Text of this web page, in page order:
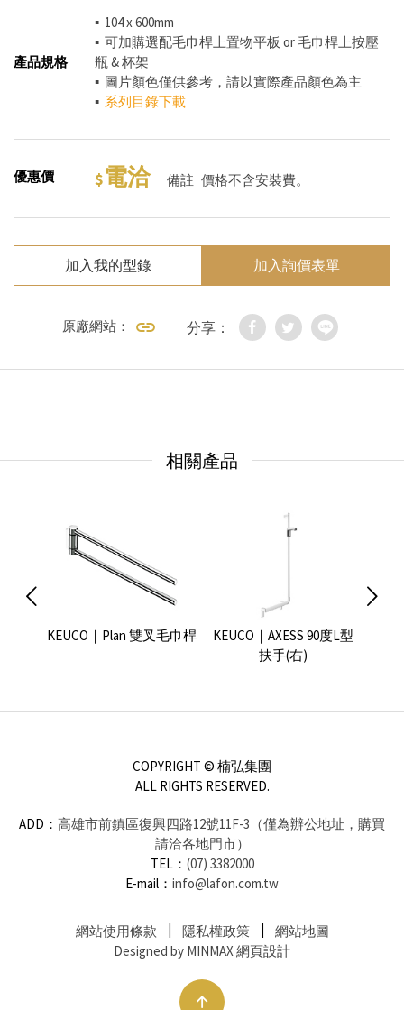
產品規格
▪ 104 x 600mm
▪ 可加購選配毛巾桿上置物平板 or 毛巾桿上按壓
瓶 & 杯架
▪ 圖片顏色僅供參考，請以實際產品顏色為主
▪ 系列目錄下載
優惠價 電洽 備註 價格不含安裝費。
加入我的型錄 加入詢價表單
原廠網站： 分享：
相關產品
KEUCO｜Plan 雙叉毛巾桿
KEUCO｜AXESS 90度L型
扶手(右)
COPYRIGHT © 楠弘集團
ALL RIGHTS RESERVED.
ADD： 高雄市前鎮區復興四路12號11F-3（僅為辦公地址，購買
請洽各地門市）
TEL： (07) 3382000
E-mail： info@lafon.com.tw
網站使用條款 隱私權政策
網站地圖
Designed by MINMAX 網頁設計